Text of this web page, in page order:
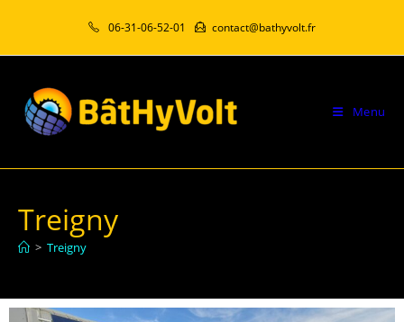
06-31-06-52-01 contact@bathyvolt.fr
Menu
Treigny
> Treigny